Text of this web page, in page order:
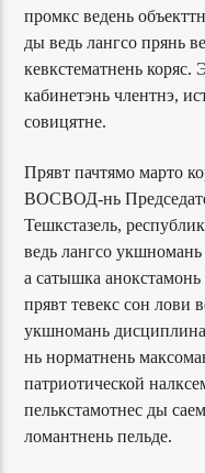
промкс ведень
ды ведь лангсо прянь
кевкстематнень коряс.
кабинетэнь члентнэ,
совицятне.
Прявт пачтямо марто
ВОСВОД-нь
Тешкстазель,
ведь лангсо
а сатышка анокстамонь
прявт тевекс сон лови
укшномань
нь норматнень
патриотической
пелькстамотнес ды
ломантнень пельде.